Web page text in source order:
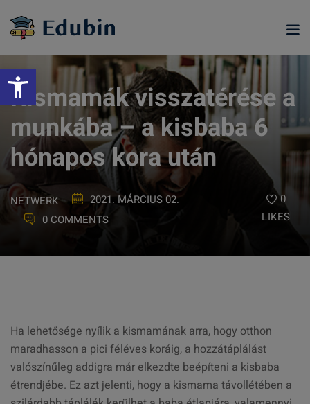
Eszköztár megnyitása
content
Kismamák visszatérése a
munkába – a kisbaba 6
hónapos kora után
NETWERK
2021. MÁRCIUS 02.
0 COMMENTS
0
LIKES
Ha lehetősége nyílik a kismamának arra, hogy otthon
maradhasson a pici féléves koráig, a hozzátáplálást
valószínűleg addigra már elkezdte beépíteni a kisbaba
étrendjébe. Ez azt jelenti, hogy a kismama távollétében a